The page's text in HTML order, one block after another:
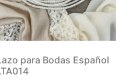
para Bodas Español